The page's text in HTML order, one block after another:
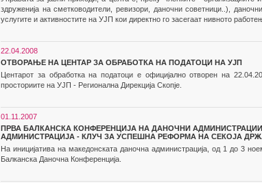
здруженија на сметководители, ревизори, даночни советници..),
услугите и активностите на УЈП кои директно го засегаат нивното
22.04.2008
ОТВОРАЊЕ НА ЦЕНТАР ЗА ОБРАБОТКА НА ПОДАТОЦИ НА УЈП
Центарот за обработка на податоци е официјално отворен на
просториите на УЈП - Регионална Дирекција Скопје.
01.11.2007
ПРВА БАЛКАНСКА КОНФЕРЕНЦИЈА НА ДАНОЧНИ
АДМИНИСТРАЦИЈА - КЛУЧ ЗА УСПЕШНА РЕФОРМА НА СЕКОЈА
На иницијатива на македонската даночна администрација, од 1 до 3
Балканска Даночна Конференција.